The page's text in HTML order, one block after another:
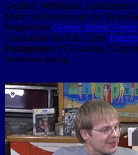
Gründer, Webmaster,
Mitch van Hayden gilt der Retro-
Mitglied der German Remix Group
ClanLeader des FaL-Clans,
Fachgebiete: PC-Gaming,
Webentwicklung